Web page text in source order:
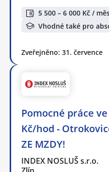
5 500 – 6 000 Kč /
Vhodné také pro
Zveřejněno: 31. července
Pomocné práce
Kč/hod -
ZE MZDY!
INDEX NOSLUŠ s.r.o.